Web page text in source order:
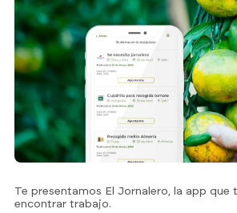
Te presentamos El Jornalero, la app que
encontrar trabajo.